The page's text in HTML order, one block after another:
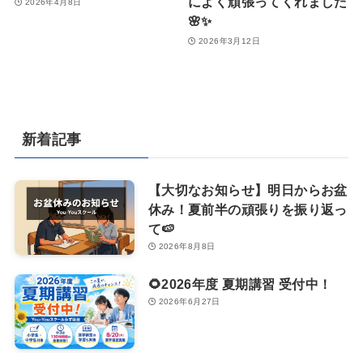
🌸✨
2026年3月12日
新着記事
【大切なお知らせ】明日からお盆
休み！夏前半の頑張りを振り返っ
て🍉
2026年8月8日
🌻2026年度 夏期講習 受付中！
2026年6月27日